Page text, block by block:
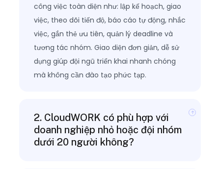
công việc toàn diện như: lập kế hoạch, giao
việc, theo dõi tiến độ, báo cáo tự động, nhắc
việc, gắn thẻ ưu tiên, quản lý deadline và
tương tác nhóm. Giao diện đơn giản, dễ sử
dụng giúp đội ngũ triển khai nhanh chóng
mà không cần đào tạo phức tạp.
2. CloudWORK có phù hợp với
doanh nghiệp nhỏ hoặc đội nhóm
dưới 20 người không?